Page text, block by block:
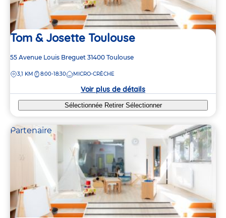
Tom & Josette Toulouse
Adresse
la
55 Avenue Louis Breguet 31400 Toulouse
DISTANCE
3,1 KM 8:00-18:30 MICRO-CRÈCHE
Voir plus de détails
Sélectionnée Retirer Sélectionner
Partenaire